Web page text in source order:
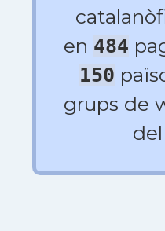
en 484
150
grups de